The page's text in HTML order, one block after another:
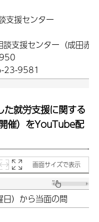
支援センター
談支援センター（成田
23-9581
就労支援に関する
催）をYouTube配
画面サイズで表示
）から当面の間